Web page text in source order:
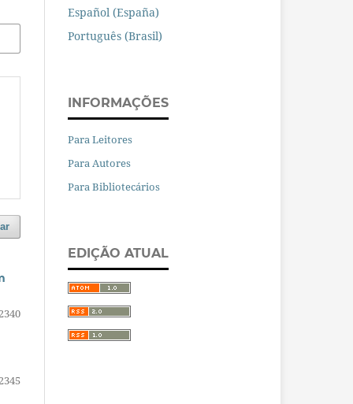
Español (España)
Português (Brasil)
INFORMAÇÕES
Para Leitores
Para Autores
Para Bibliotecários
EDIÇÃO ATUAL